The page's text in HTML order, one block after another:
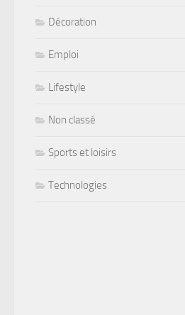
Décoration
Emploi
Lifestyle
Non classé
Sports et loisirs
Technologies